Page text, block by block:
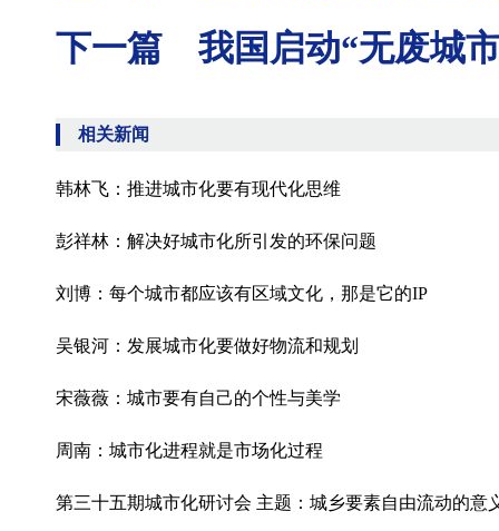
下一篇 我国启动“无废城
相关新闻
韩林飞：推进城市化要有现代化思维
彭祥林：解决好城市化所引发的环保问题
刘博：每个城市都应该有区域文化，那是它的IP
吴银河：发展城市化要做好物流和规划
宋薇薇：城市要有自己的个性与美学
周南：城市化进程就是市场化过程
第三十五期城市化研讨会 主题：城乡要素自由流动的意